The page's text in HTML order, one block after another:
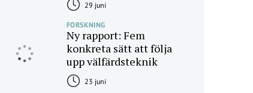
29 juni
FORSKNING
Ny rapport: Fem
konkreta sätt att följa
upp välfärdsteknik
23 juni